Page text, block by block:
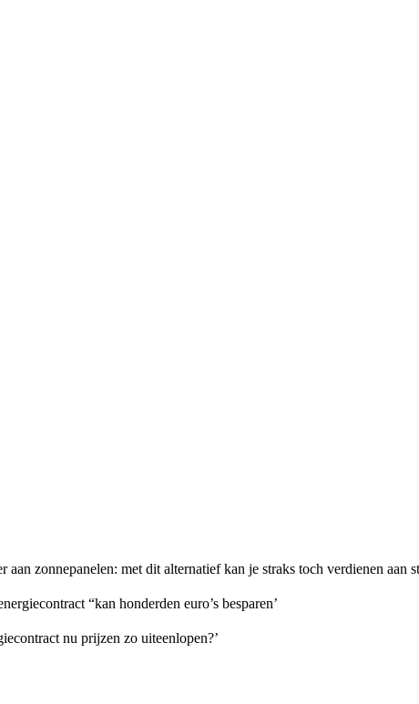
zonnepanelen: met dit alternatief kan je straks toch verdienen aan
“kan honderden euro’s besparen’
nu prijzen zo uiteenlopen?’